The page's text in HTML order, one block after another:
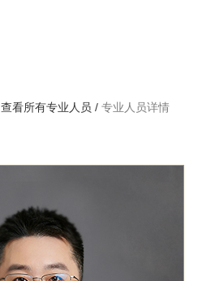
查看所有专业人员 / 专业人员详情